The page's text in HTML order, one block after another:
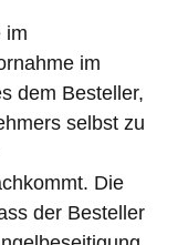
im
im
dem Besteller,
selbst zu
Die
der Besteller